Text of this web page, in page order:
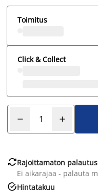
Toimitus
Click & Collect
Rajoittamaton
Ei aikarajaa - palauta
Hintatakuu